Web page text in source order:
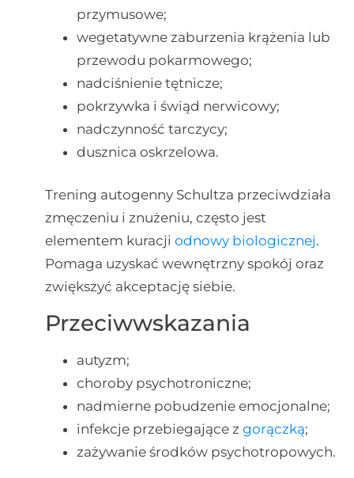
przymusowe;
wegetatywne zaburzenia krążenia lub
przewodu pokarmowego;
nadciśnienie tętnicze;
pokrzywka i świąd nerwicowy;
nadczynność tarczycy;
dusznica oskrzelowa.
Trening autogenny Schultza przeciwdziała
zmęczeniu i znużeniu, często jest
elementem kuracji odnowy biologicznej.
Pomaga uzyskać wewnętrzny spokój oraz
zwiększyć akceptację siebie.
Przeciwwskazania
autyzm;
choroby psychotroniczne;
nadmierne pobudzenie emocjonalne;
infekcje przebiegające z gorączką;
zażywanie środków psychotropowych.